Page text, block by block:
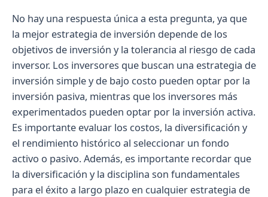
No hay una respuesta única a esta pregunta, ya que
la mejor estrategia de inversión depende de los
objetivos de inversión y la tolerancia al riesgo de cada
inversor. Los inversores que buscan una estrategia de
inversión simple y de bajo costo pueden optar por la
inversión pasiva, mientras que los inversores más
experimentados pueden optar por la inversión activa.
Es importante evaluar los costos, la diversificación y
el rendimiento histórico al seleccionar un fondo
activo o pasivo. Además, es importante recordar que
la diversificación y la disciplina son fundamentales
para el éxito a largo plazo en cualquier estrategia de